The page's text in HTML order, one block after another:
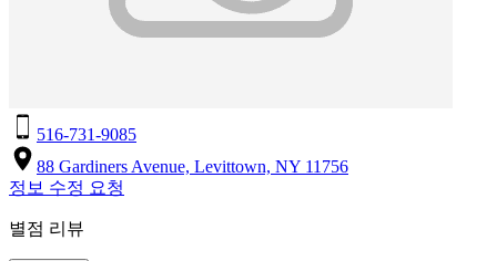
516-731-9085
88 Gardiners Avenue, Levittown, NY 11756
정보 수정 요청
별점 리뷰